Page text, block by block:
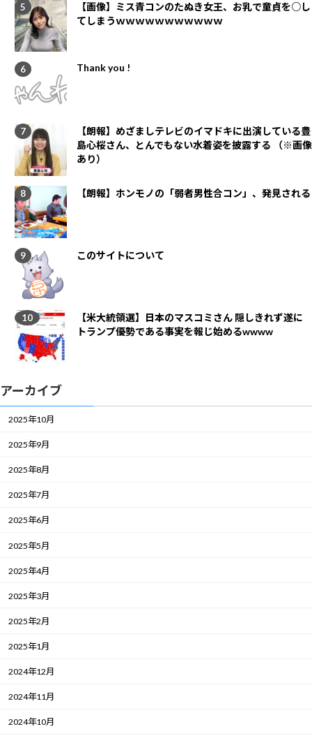
【画像】ミス青コンのたぬき女王、お乳で童貞を○し
てしまうｗｗｗｗｗｗｗｗｗｗｗ
Thank you !
【朗報】めざましテレビのイマドキに出演している豊
島心桜さん、とんでもない水着姿を披露する （※画像
あり）
【朗報】ホンモノの「弱者男性合コン」、発見される
このサイトについて
【米大統領選】日本のマスコミさん 隠しきれず遂に
トランプ優勢である事実を報じ始めるwwww
アーカイブ
2025年10月
2025年9月
2025年8月
2025年7月
2025年6月
2025年5月
2025年4月
2025年3月
2025年2月
2025年1月
2024年12月
2024年11月
2024年10月